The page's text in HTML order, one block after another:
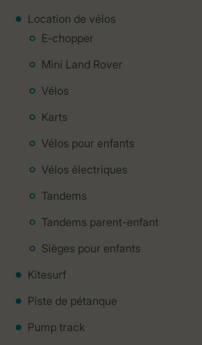
Location de vélos
E-chopper
Mini Land Rover
Vélos
Karts
Vélos pour enfants
Vélos électriques
Tandems
Tandems parent-enfant
Sièges pour enfants
Kitesurf
Piste de pétanque
Pump track